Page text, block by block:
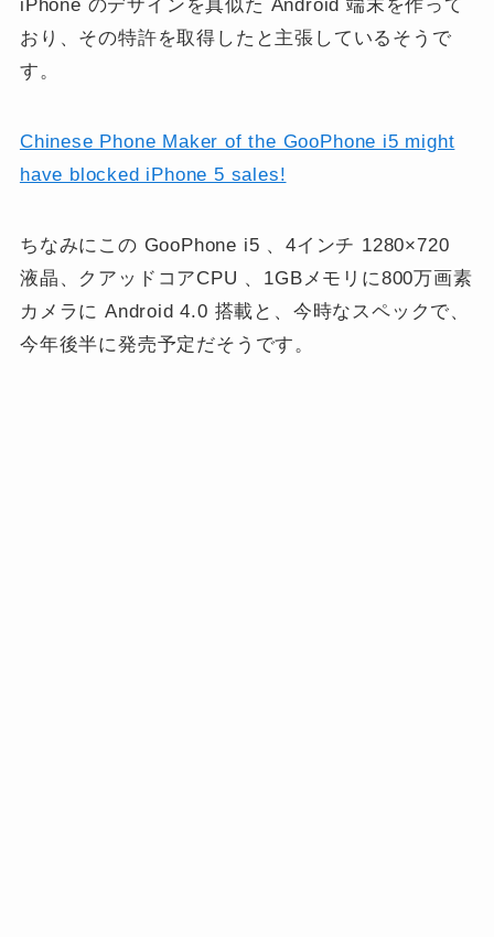
iPhone のデザインを真似た Android 端末を作って
おり、その特許を取得したと主張しているそうで
す。
Chinese Phone Maker of the GooPhone i5 might
have blocked iPhone 5 sales!
ちなみにこの GooPhone i5 、4インチ 1280×720
液晶、クアッドコアCPU 、1GBメモリに800万画素
カメラに Android 4.0 搭載と、今時なスペックで、
今年後半に発売予定だそうです。